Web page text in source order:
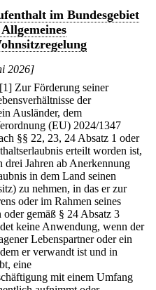
im Bundesgebiet
2026]
[1] Zur Förderung seiner
der
Ausländer, dem
(EU) 2024/1347
§§ 22, 23, 24 Absatz 1 oder
erteilt worden ist,
Jahren ab Anerkennung
in dem Land seinen
zu nehmen, in das er zur
oder im Rahmen seines
gemäß § 24 Absatz 3
keine Anwendung, wenn der
Lebenspartner oder ein
er verwandt ist und in
eine
mit einem Umfang